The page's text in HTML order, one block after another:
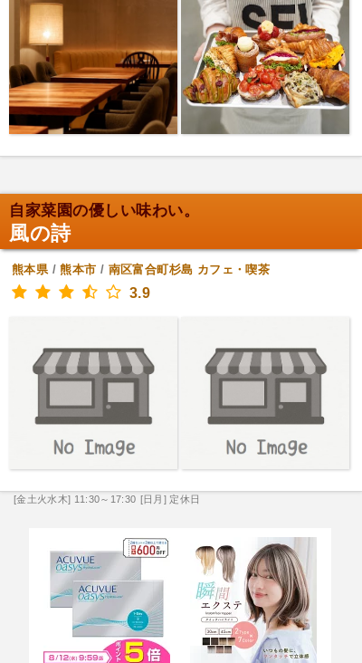
自家菜園の優しい味わい。
風の詩
熊本県/熊本市 / 南区富合町杉島 カフェ・喫茶
3.9
[金土火水木] 11:30～17:30 [日月] 定休日